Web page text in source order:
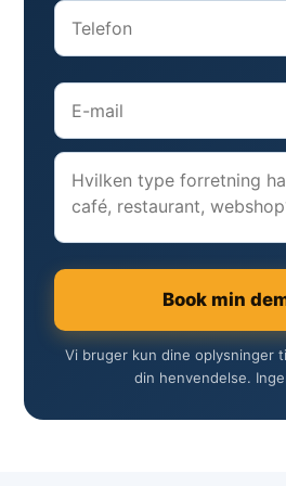
Book min
Vi bruger kun dine oplysninger
din henvendelse.